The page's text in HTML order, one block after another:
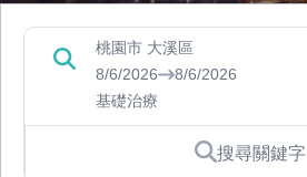
桃園市 大溪區
8/6/2026
8/6/2026
基礎治療
搜尋關鍵字